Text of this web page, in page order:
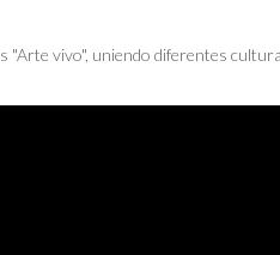
"Arte vivo", uniendo diferentes